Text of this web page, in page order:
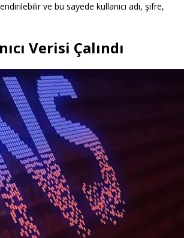
ve bu sayede kullanıcı adı, şifre,
Verisi Çalındı